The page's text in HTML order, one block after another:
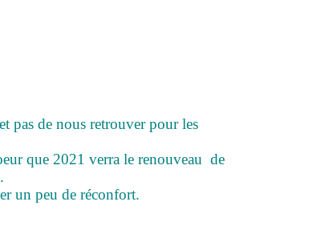
pas de nous retrouver pour les
que 2021 verra le renouveau de
un peu de réconfort.